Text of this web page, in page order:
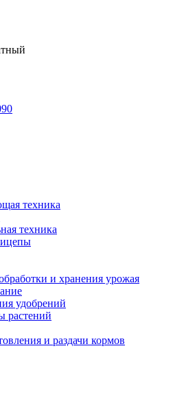
техника
техника
и хранения урожая
удобрений
растений
и раздачи кормов